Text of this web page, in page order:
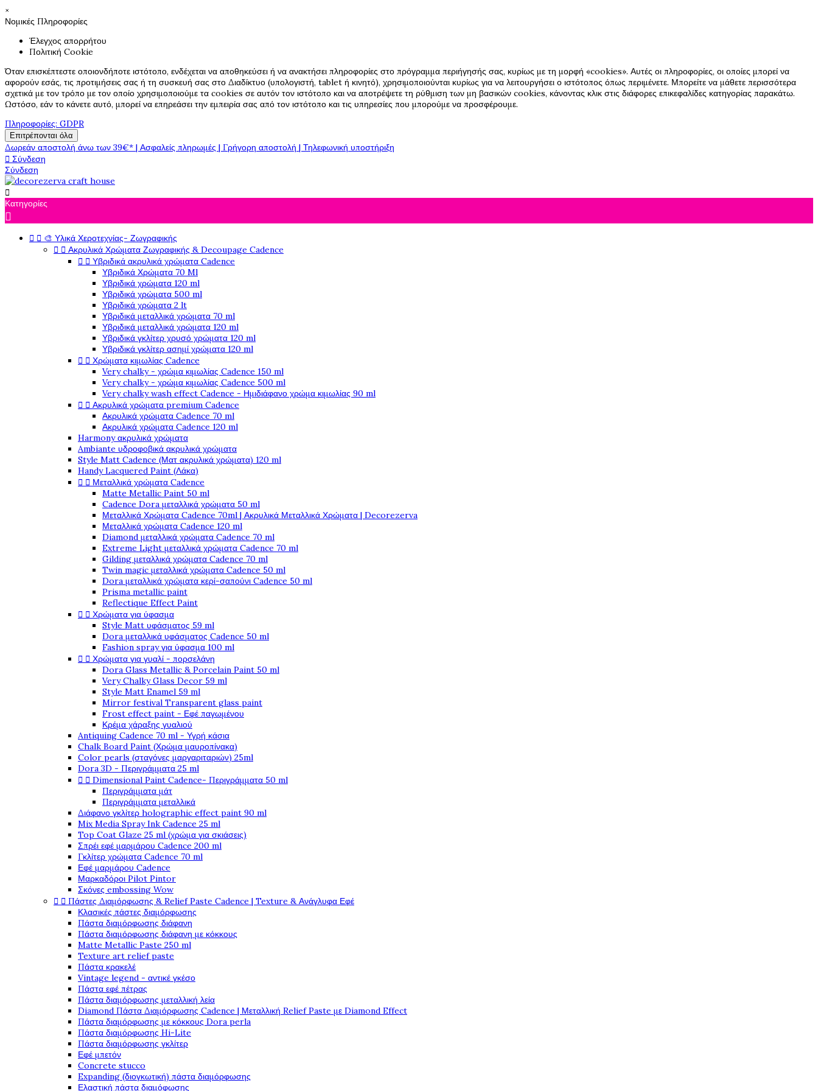
×
Νομικές Πληροφορίες
Έλεγχος απορρήτου
Πολιτική Cookie
Όταν επισκέπτεστε οποιονδήποτε ιστότοπο, ενδέχεται να αποθηκεύσει ή να ανακτήσει πληροφορίες στο πρόγραμμα περιήγησής σας, κυρίως με τη μορφή «cookies». Αυτές οι πληροφορίες, οι οποίες μπορεί να
αφορούν εσάς, τις προτιμήσεις σας ή τη συσκευή σας στο Διαδίκτυο (υπολογιστή, tablet ή κινητό), χρησιμοποιούνται κυρίως για να λειτουργήσει ο ιστότοπος όπως περιμένετε. Μπορείτε να μάθετε περισσότερα
σχετικά με τον τρόπο με τον οποίο χρησιμοποιούμε τα cookies σε αυτόν τον ιστότοπο και να αποτρέψετε τη ρύθμιση των μη βασικών cookies, κάνοντας κλικ στις διάφορες επικεφαλίδες κατηγορίας παρακάτω.
Ωστόσο, εάν το κάνετε αυτό, μπορεί να επηρεάσει την εμπειρία σας από τον ιστότοπο και τις υπηρεσίες που μπορούμε να προσφέρουμε.
Πληροφορίες: GDPR
Επιτρέπονται όλα
Δωρεάν αποστολή άνω των 39€* | Ασφαλείς πληρωμές | Γρήγορη αποστολή | Τηλεφωνική υποστήριξη
 Σύνδεση
Σύνδεση

Κατηγορίες

  🎨 Υλικά Χεροτεχνίας- Ζωγραφικής
  Ακρυλικά Χρώματα Ζωγραφικής & Decoupage Cadence
  Υβριδικά ακρυλικά χρώματα Cadence
Υβριδικά Χρώματα 70 Ml
Υβριδικά χρώματα 120 ml
Υβριδικά χρώματα 500 ml
Υβριδικά χρώματα 2 lt
Υβριδικά μεταλλικά χρώματα 70 ml
Υβριδικά μεταλλικά χρώματα 120 ml
Υβριδικά γκλίτερ χρυσό χρώματα 120 ml
Υβριδικά γκλίτερ ασημί χρώματα 120 ml
  Χρώματα κιμωλίας Cadence
Very chalky - χρώμα κιμωλίας Cadence 150 ml
Very chalky - χρώμα κιμωλίας Cadence 500 ml
Very chalky wash effect Cadence - Ημιδιάφανο χρώμα κιμωλίας 90 ml
  Ακρυλικά χρώματα premium Cadence
Ακρυλικά χρώματα Cadence 70 ml
Ακρυλικά χρώματα Cadence 120 ml
Harmony ακρυλικά χρώματα
Ambiante υδροφοβικά ακρυλικά χρώματα
Style Matt Cadence (Ματ ακρυλικά χρώματα) 120 ml
Handy Lacquered Paint (Λάκα)
  Μεταλλικά χρώματα Cadence
Matte Metallic Paint 50 ml
Cadence Dora μεταλλικά χρώματα 50 ml
Μεταλλικά Χρώματα Cadence 70ml | Ακρυλικά Μεταλλικά Χρώματα | Decorezerva
Μεταλλικά χρώματα Cadence 120 ml
Diamond μεταλλικά χρώματα Cadence 70 ml
Extreme Light μεταλλικά χρώματα Cadence 70 ml
Gilding μεταλλικά χρώματα Cadence 70 ml
Twin magic μεταλλικά χρώματα Cadence 50 ml
Dora μεταλλικά χρώματα κερί-σαπούνι Cadence 50 ml
Prisma metallic paint
Reflectique Effect Paint
  Χρώματα για ύφασμα
Style Matt υφάσματος 59 ml
Dora μεταλλικά υφάσματος Cadence 50 ml
Fashion spray για ύφασμα 100 ml
  Χρώματα για γυαλί - πορσελάνη
Dora Glass Metallic & Porcelain Paint 50 ml
Very Chalky Glass Decor 59 ml
Style Matt Enamel 59 ml
Mirror festival Transparent glass paint
Frost effect paint - Εφέ παγωμένου
Κρέμα χάραξης γυαλιού
Antiquing Cadence 70 ml - Υγρή κάσια
Chalk Board Paint (Χρώμα μαυροπίνακα)
Color pearls (σταγόνες μαργαριταριών) 25ml
Dora 3D - Περιγράμματα 25 ml
  Dimensional Paint Cadence- Περιγράμματα 50 ml
Περιγράμματα μάτ
Περιγράμματα μεταλλικά
Διάφανο γκλίτερ holographic effect paint 90 ml
Mix Media Spray Ink Cadence 25 ml
Top Coat Glaze 25 ml (χρώμα για σκιάσεις)
Σπρέι εφέ μαρμάρου Cadence 200 ml
Γκλίτερ χρώματα Cadence 70 ml
Εφέ μαρμάρου Cadence
Μαρκαδόροι Pilot Pintor
Σκόνες embossing Wow
  Πάστες Διαμόρφωσης & Relief Paste Cadence | Texture & Ανάγλυφα Εφέ
Κλασικές πάστες διαμόρφωσης
Πάστα διαμόρφωσης διάφανη
Πάστα διαμόρφωσης διάφανη με κόκκους
Matte Metallic Paste 250 ml
Texture art relief paste
Πάστα κρακελέ
Vintage legend - αντικέ γκέσο
Πάστα εφέ πέτρας
Πάστα διαμόρφωσης μεταλλική λεία
Diamond Πάστα Διαμόρφωσης Cadence | Μεταλλική Relief Paste με Diamond Effect
Πάστα διαμόρφωσης με κόκκους Dora perla
Πάστα διαμόρφωσης Hi-Lite
Πάστα διαμόρφωσης γκλίτερ
Εφέ μπετόν
Concrete stucco
Expanding (διογκωτική) πάστα διαμόρφωσης
Ελαστική πάστα διαμόφωσης